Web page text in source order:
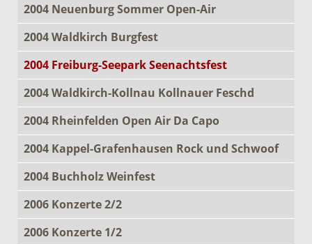
2004 Neuenburg Sommer Open-Air
2004 Waldkirch Burgfest
2004 Freiburg-Seepark Seenachtsfest
2004 Waldkirch-Kollnau Kollnauer Feschd
2004 Rheinfelden Open Air Da Capo
2004 Kappel-Grafenhausen Rock und Schwoof
2004 Buchholz Weinfest
2006 Konzerte 2/2
2006 Konzerte 1/2